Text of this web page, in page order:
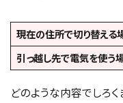
現在の住所で切り替える
引っ越し先で電気を使う
どのような内容でしろ